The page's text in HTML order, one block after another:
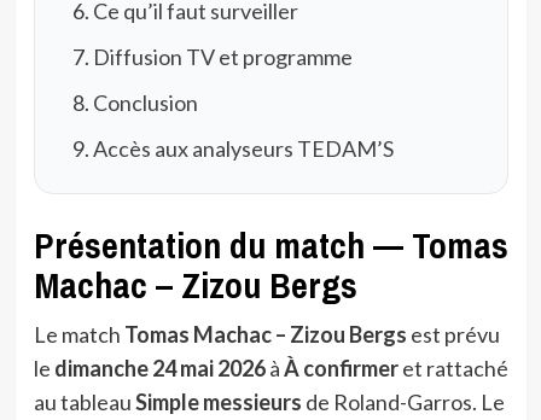
Ce qu’il faut surveiller
Diffusion TV et programme
Conclusion
Accès aux analyseurs TEDAM’S
Présentation du match — Tomas
Machac – Zizou Bergs
Le match Tomas Machac – Zizou Bergs est prévu
le dimanche 24 mai 2026àÀ confirmeret rattaché
au tableauSimple messieurs de Roland-Garros. Le